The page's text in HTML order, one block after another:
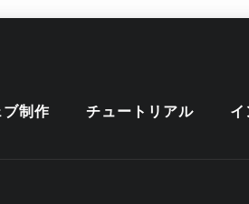
ブ制作 チュートリアル